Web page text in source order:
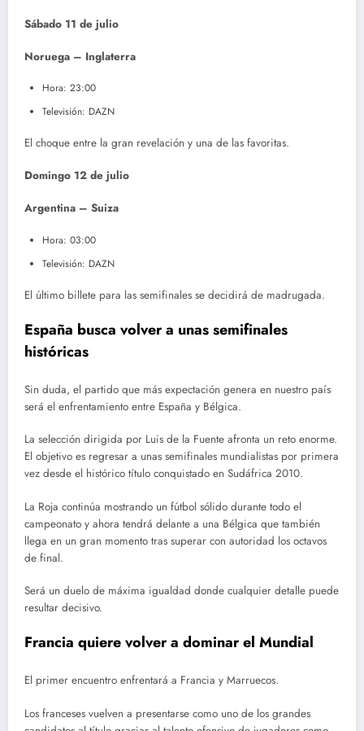
Sábado 11 de julio
Noruega – Inglaterra
Hora: 23:00
Televisión: DAZN
El choque entre la gran revelación y una de las favoritas.
Domingo 12 de julio
Argentina – Suiza
Hora: 03:00
Televisión: DAZN
El último billete para las semifinales se decidirá de madrugada.
España busca volver a unas semifinales
históricas
Sin duda, el partido que más expectación genera en nuestro país
será el enfrentamiento entre España y Bélgica.
La selección dirigida por Luis de la Fuente afronta un reto enorme.
El objetivo es regresar a unas semifinales mundialistas por primera
vez desde el histórico título conquistado en Sudáfrica 2010.
La Roja continúa mostrando un fútbol sólido durante todo el
campeonato y ahora tendrá delante a una Bélgica que también
llega en un gran momento tras superar con autoridad los octavos
de final.
Será un duelo de máxima igualdad donde cualquier detalle puede
resultar decisivo.
Francia quiere volver a dominar el Mundial
El primer encuentro enfrentará a Francia y Marruecos.
Los franceses vuelven a presentarse como uno de los grandes